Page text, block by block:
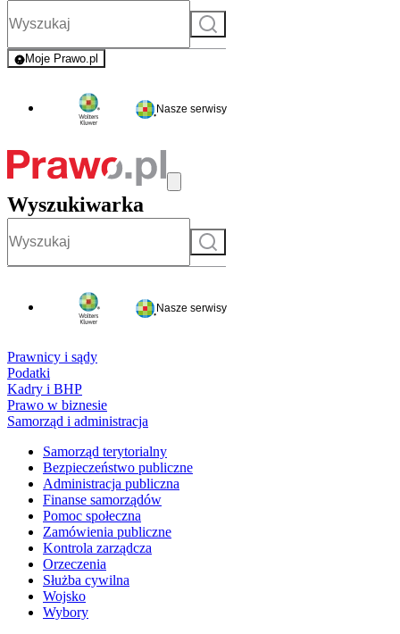
Szukaj
Moje Prawo.pl
- rejestracja i logowanie do serwisu
Nasze serwisy
Wyszukiwarka
Szukaj
Nasze serwisy
Prawnicy i sądy
Podatki
Kadry i BHP
Prawo w biznesie
Samorząd i administracja
Samorząd terytorialny
Bezpieczeństwo publiczne
Administracja publiczna
Finanse samorządów
Pomoc społeczna
Zamówienia publiczne
Kontrola zarządcza
Orzeczenia
Służba cywilna
Wojsko
Wybory